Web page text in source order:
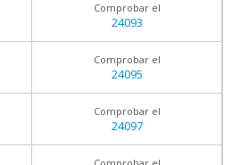
Comprobar el
24093
Comprobar el
24095
Comprobar el
24097